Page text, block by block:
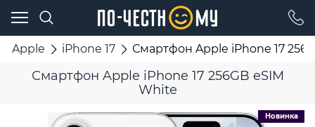
Apple iPhone 17 Смартфон Apple iPhone 17
Смартфон Apple iPhone 17 256GB eSIM
White
Новинка